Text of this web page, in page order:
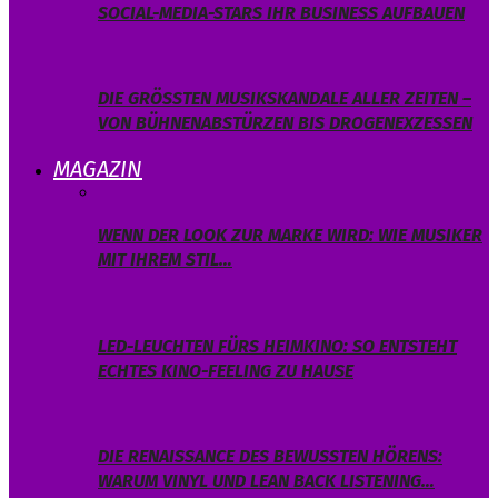
SOCIAL-MEDIA-STARS IHR BUSINESS AUFBAUEN
DIE GRÖSSTEN MUSIKSKANDALE ALLER ZEITEN – V
ON BÜHNENABSTÜRZEN BIS DROGENEXZESSEN
MAGAZIN
WENN DER LOOK ZUR MARKE WIRD: WIE MUSIKER
MIT IHREM STIL…
LED-LEUCHTEN FÜRS HEIMKINO: SO ENTSTEHT
ECHTES KINO-FEELING ZU HAUSE
DIE RENAISSANCE DES BEWUSSTEN HÖRENS:
WARUM VINYL UND LEAN BACK LISTENING…